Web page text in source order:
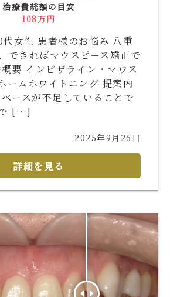
治療費総額の目安
108万円
女性 患者様のお悩み 八重
できればマウスピース矯正で
要 インビザライン・マウス
ームホワイトニング 提案内
ースが不足していることで
で […]
2025年9月26日
詳細を見る